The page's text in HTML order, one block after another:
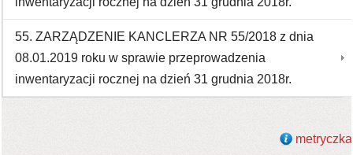
55. ZARZĄDZENIE KANCLERZA NR 55/2018 z dnia
08.01.2019 roku w sprawie przeprowadzenia
inwentaryzacji rocznej na dzień 31 grudnia 2018r.
metryczka